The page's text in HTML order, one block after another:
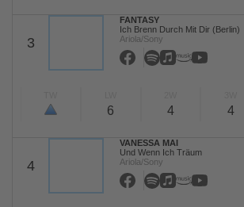
3
FANTASY
Ich Brenn Durch Mit Dir (Berlin)
Ariola/Sony
6 4 4
4
VANESSA MAI
Und Wenn Ich Träum
Ariola/Sony